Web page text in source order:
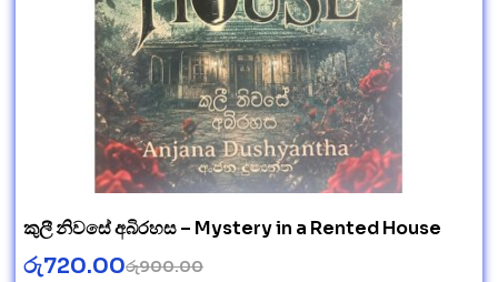
කුලී නිවසේ අබිරහස – Mystery in a Rented House
රු900.00
රු720.00